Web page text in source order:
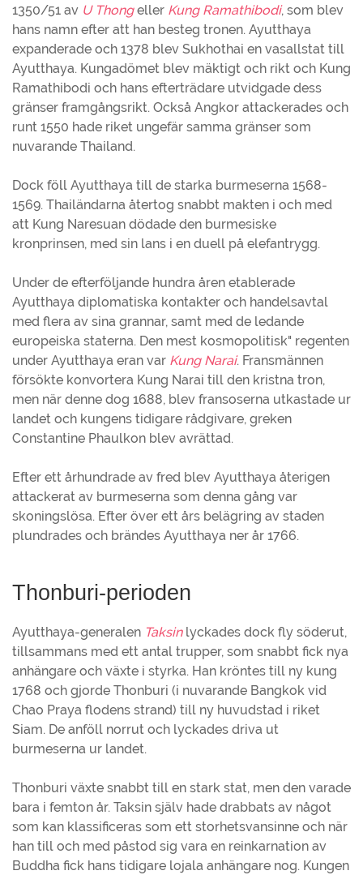
1350/51 av U Thongeller Kung Ramathibodi, som blev
hans namn efter att han besteg tronen. Ayutthaya
expanderade och 1378 blev Sukhothai en vasallstat till
Ayutthaya. Kungadömet blev mäktigt och rikt och Kung
Ramathibodi och hans efterträdare utvidgade dess
gränser framgångsrikt. Också Angkor attackerades och
runt 1550 hade riket ungefär samma gränser som
nuvarande Thailand.
Dock föll Ayutthaya till de starka burmeserna 1568-
1569. Thailändarna återtog snabbt makten i och med
att Kung Naresuan dödade den burmesiske
kronprinsen, med sin lans i en duell på elefantrygg.
Under de efterföljande hundra åren etablerade
Ayutthaya diplomatiska kontakter och handelsavtal
med flera av sina grannar, samt med de ledande
europeiska staterna. Den mest kosmopolitisk" regenten
under Ayutthaya eran var Kung Narai. Fransmännen
försökte konvortera Kung Narai till den kristna tron,
men när denne dog 1688, blev fransoserna utkastade ur
landet och kungens tidigare rådgivare, greken
Constantine Phaulkon blev avrättad.
Efter ett århundrade av fred blev Ayutthaya återigen
attackerat av burmeserna som denna gång var
skoningslösa. Efter över ett års belägring av staden
plundrades och brändes Ayutthaya ner år 1766.
Thonburi-perioden
Ayutthaya-generalen Taksinlyckades dock fly söderut,
tillsammans med ett antal trupper, som snabbt fick nya
anhängare och växte i styrka. Han kröntes till ny kung
1768 och gjorde Thonburi (i nuvarande Bangkok vid
Chao Praya flodens strand) till ny huvudstad i riket
Siam. De anföll norrut och lyckades driva ut
burmeserna ur landet.
Thonburi växte snabbt till en stark stat, men den varade
bara i femton år. Taksin själv hade drabbats av något
som kan klassificeras som ett storhetsvansinne och när
han till och med påstod sig vara en reinkarnation av
Buddha fick hans tidigare lojala anhängare nog. Kungen